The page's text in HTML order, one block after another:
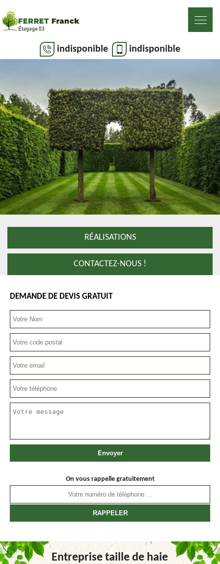
indisponible indisponible
RÉALISATIONS
CONTACTEZ-NOUS !
DEMANDE DE DEVIS GRATUIT
On vous rappelle gratuitement
Entreprise taille de haie